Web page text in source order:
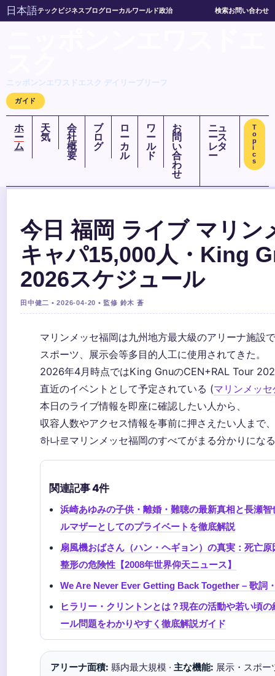
日本語テック ビジネスブログローカルワールド政治 検索お問い合わせ
ニッポンンエワスドエスク デイリーブリーフ
ガイド
ホ
ー
ム
天
気
会
社
概
要
ブ
ロ
グ
ロ
ー
カ
ル
ワ
ー
ル
ド
お
問
い
合
わ
せ
ニュ
ース
レタ
ー
T
o
p
i
c
s
今日 福岡 ライブ マリン
キャパ15,000人・King
2026スケジュール
田中健二 • 2026-04-20 • 監修 鈴木 蒼
マリンメッセ福岡は九州地方最大級のアリーナ施設
スポーツ、展示会等多目的人工に使用されてきた。
2026年4月時点ではKing GnuのCEN+RAL Tour
直近のイベントとして予定されている (マリンメッ
本日のライブ情報を即座に確認したい人から、
収容人数やアクセス情報を事前に押さえたい人まで
하나로マリンメッセ福岡のすべてがまる分かりにな
関連記事 4件
浜崎あゆみの子供・離婚・難聴の最新真相と長瀬
ルマザーとしてのプライベートを徹底解説
扇風機おばさん（ハン・ヘギョン）の真実：死亡
整形の危険性【2008年世界仰天ニュース】
We Are Never Ever Getting Back Together – 歌詞
ヒラリー・クリントンとは？現在の活動や若い頃
ール問題をわかりやすく徹底解説ガイド
アリーナ面積: 縣内最大規模 · 主な機能: 展示・スポー